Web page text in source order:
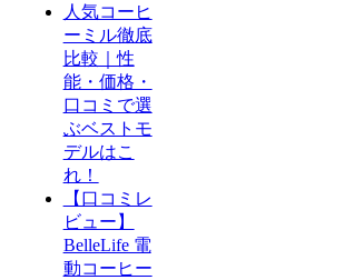
人気コーヒ
ーミル徹底
比較｜性
能・価格・
口コミで選
ぶベストモ
デルはこ
れ！
【口コミレ
ビュー】
BelleLife 電
動コーヒー